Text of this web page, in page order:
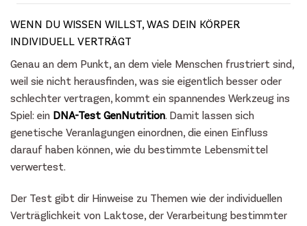
WENN DU WISSEN WILLST, WAS DEIN KÖRPER
INDIVIDUELL VERTRÄGT
Genau an dem Punkt, an dem viele Menschen frustriert sind,
weil sie nicht herausfinden, was sie eigentlich besser oder
schlechter vertragen, kommt ein spannendes Werkzeug ins
Spiel: ein DNA-Test GenNutrition . Damit lassen sich
genetische Veranlagungen einordnen, die einen Einfluss
darauf haben können, wie du bestimmte Lebensmittel
verwertest.
Der Test gibt dir Hinweise zu Themen wie der individuellen
Verträglichkeit von Laktose, der Verarbeitung bestimmter